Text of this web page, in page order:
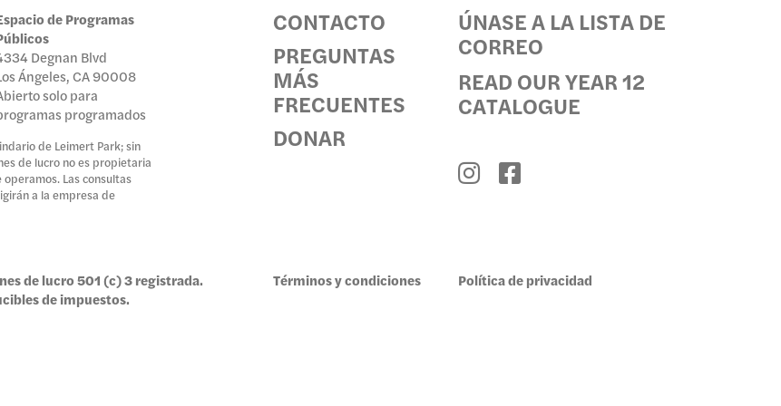
de Programas
Degnan Blvd
Ángeles, CA 90008
solo para
programados
de Leimert Park; sin
de lucro no es propietaria
Las consultas
a la empresa de
CONTACTO
PREGUNTAS
MÁS
FRECUENTES
DONAR
ÚNASE A LA LISTA DE
CORREO
READ OUR YEAR 12
CATALOGUE
de lucro 501 (c) 3 registrada.
de impuestos.
Términos y condiciones Política de privacidad